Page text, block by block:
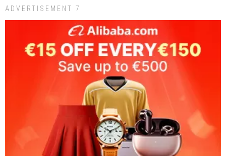
ADVERTISEMENT 7